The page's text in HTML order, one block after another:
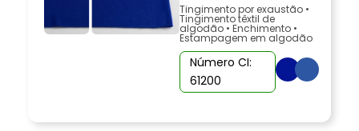
Tingimento por exaustão •
Tingimento têxtil de
algodão • Enchimento •
Estampagem em algodão
Número CI:
61200